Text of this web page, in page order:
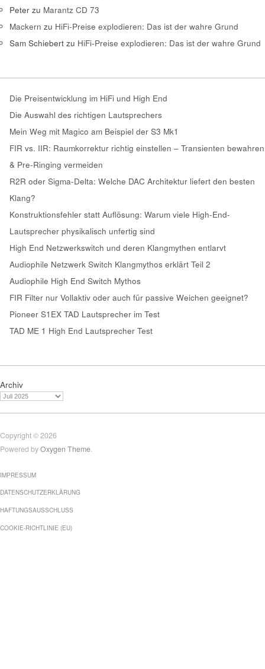
Peter zu Marantz CD 73
Mackern zu HiFi-Preise explodieren: Das ist der wahre Grund
Sam Schiebert zu HiFi-Preise explodieren: Das ist der wahre Grund
Die Preisentwicklung im HiFi und High End
Die Auswahl des richtigen Lautsprechers
Mein Weg mit Magico am Beispiel der S3 Mk1
FIR vs. IIR: Raumkorrektur richtig einstellen – Transienten bewahren
& Pre-Ringing vermeiden
R2R oder Sigma-Delta: Welche DAC Architektur liefert den besten
Klang?
Konstruktionsfehler statt Auflösung: Warum viele High-End-
Lautsprecher physikalisch unfertig sind
High End Netzwerkswitch und deren Klangmythen entlarvt
Audiophile Netzwerk Switch Klangmythos erklärt Teil 2
Audiophile High End Switch Mythos
FIR Filter nur Vollaktiv oder auch für passive Weichen geeignet?
Pioneer S1EX TAD Lautsprecher im Test
TAD ME 1 High End Lautsprecher Test
Archiv
Copyright © 2026
Powered byOxygen Theme
IMPRESSUM
DATENSCHUTZERKLÄRUNG
HAFTUNGSAUSSCHLUSS
COOKIE-RICHTLINIE (EU)